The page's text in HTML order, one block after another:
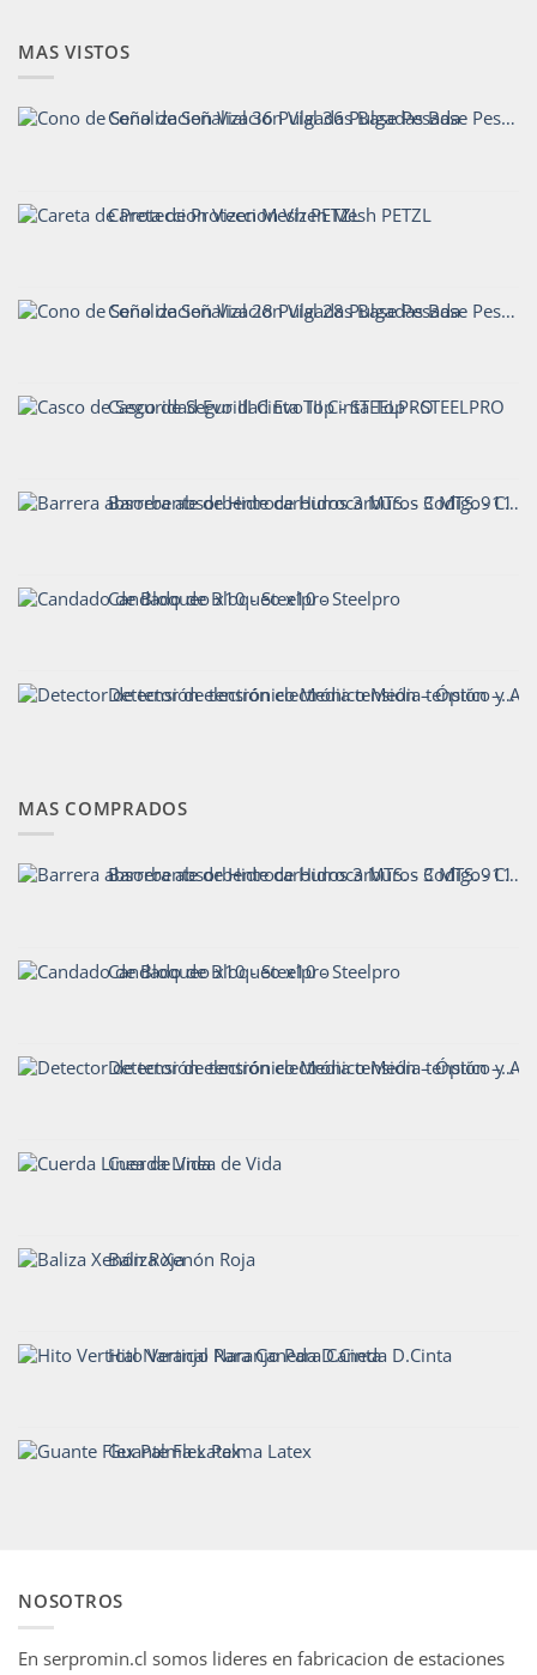
MAS VISTOS
Cono de Señalizacion Vial 36 Pulgadas Base Pesada
Careta de Proteccion Vizen Mesh PETZL
Cono de Señalizacion Vial 28 Pulgadas Base Pesada
Casco de Seguridad Evo III Cinta Top - STEELPRO
Barrera absorbente de Hidrocarburos 3 MTS. - Codigo911
Candado de Bloqueo x10 - Steelpro
Detector de tensión electrónico Media tensión – Óptico y Acústico Mod VTE
MAS COMPRADOS
Barrera absorbente de Hidrocarburos 3 MTS. - Codigo911
Candado de Bloqueo x10 - Steelpro
Detector de tensión electrónico Media tensión – Óptico y Acústico Mod VTE
Cuerda Línea de Vida
Baliza Xenón Roja
Hito Vertical Naranjo Para Caneda D.Cinta
Guante Flex Palma Latex
NOSOTROS
En serpromin.cl somos lideres en fabricacion de estaciones